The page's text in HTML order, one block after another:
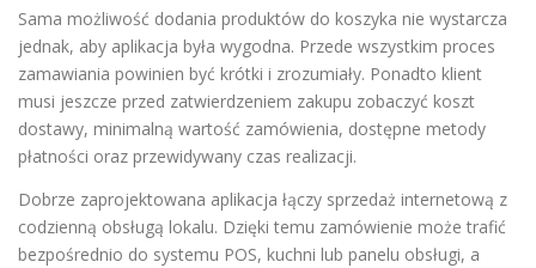
Sama możliwość dodania produktów do koszyka nie wystarcza
jednak, aby aplikacja była wygodna. Przede wszystkim proces
zamawiania powinien być krótki i zrozumiały. Ponadto klient
musi jeszcze przed zatwierdzeniem zakupu zobaczyć koszt
dostawy, minimalną wartość zamówienia, dostępne metody
płatności oraz przewidywany czas realizacji.
Dobrze zaprojektowana aplikacja łączy sprzedaż internetową z
codzienną obsługą lokalu. Dzięki temu zamówienie może trafić
bezpośrednio do systemu POS, kuchni lub panelu obsługi, a